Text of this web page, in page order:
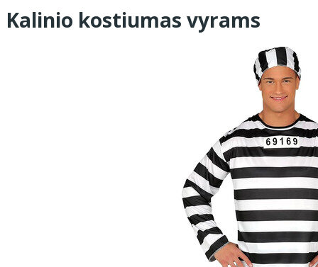
Kalinio kostiumas vyrams